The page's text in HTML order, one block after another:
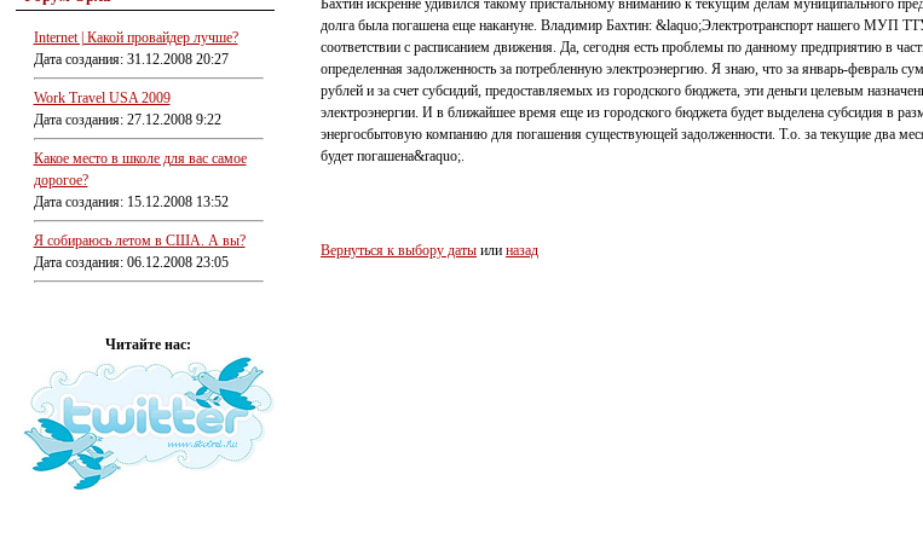
Internet | Какой провайдер лучше?
Дата создания: 31.12.2008 20:27
Work Travel USA 2009
Дата создания: 27.12.2008 9:22
Какое место в школе для вас самое
дорогое?
Дата создания: 15.12.2008 13:52
Я собираюсь летом в США. А вы?
Дата создания: 06.12.2008 23:05
Читайте нас:
Бахтин искренне удивился такому пристальному вниманию к текущим делам муниципального
долга была погашена еще накануне. Владимир Бахтин: &laquo;Электротранспорт нашего МУП
соответствии с расписанием движения. Да, сегодня есть проблемы по данному предприятию в
определенная задолженность за потребленную электроэнергию. Я знаю, что за январь-февраль
рублей и за счет субсидий, предоставляемых из городского бюджета, эти деньги целевым
электроэнергии. И в ближайшее время еще из городского бюджета будет выделена субсидия в
энергосбытовую компанию для погашения существующей задолженности. Т.о. за текущие два
будет погашена&raquo;.
Вернуться к выбору даты или назад